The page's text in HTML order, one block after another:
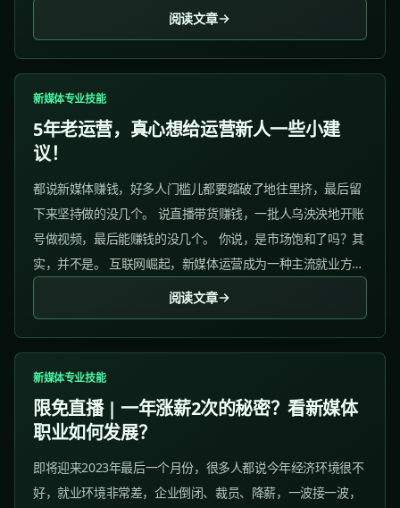
哪些技能？我们一起来看看吧！ 01 新媒体运营的门槛到底是
高还是低？...
阅读文章
新媒体专业技能
5年老运营，真心想给运营新人一些小建
议！
都说新媒体赚钱，好多人门槛儿都要踏破了地往里挤，最后留
下来坚持做的没几个。 说直播带货赚钱，一批人乌泱泱地开账
号做视频，最后能赚钱的没几个。 你说，是市场饱和了吗？其
实，并不是。 互联网崛起，新媒体运营成为一种主流就业方
向。 运营已经成为各个行业都需要的一个岗位，因此越来越多
的小伙伴开始学习或者转行新媒体运营。...
阅读文章
新媒体专业技能
限免直播 | 一年涨薪2次的秘密？看新媒体
职业如何发展？
即将迎来2023年最后一个月份，很多人都说今年经济环境很不
好，就业环境非常差，企业倒闭、裁员、降薪，一波接一波，